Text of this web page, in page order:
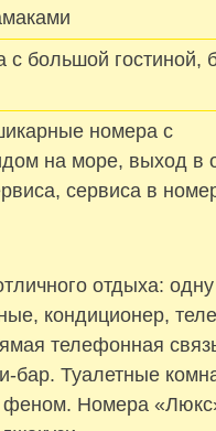
большой гостиной,
номера с
на море, выход в
сервиса в
отдыха: одну
кондиционер,
телефонная
бар. Туалетные
Номера